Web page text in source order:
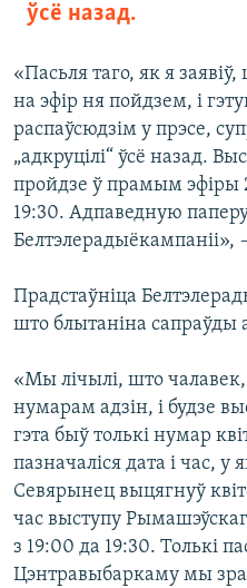
ўсё назад.
«Пасьля таго, як я
на эфір ня пойдзем, і
распаўсюдзім у прэсе,
„адкруцілі“ ўсё назад.
пройдзе ў прамым эфіры
19:30. Адпаведную
Прадстаўніца
што блытаніна сапраўды
«Мы лічылі, што чалавек,
нумарам адзін, і будзе
гэта быў толькі нумар
пазначаліся дата і час, у
Севярынец выцягнуў
час выступу
з 19:00 да 19:30. Толькі
Цэнтравыбаркаму мы